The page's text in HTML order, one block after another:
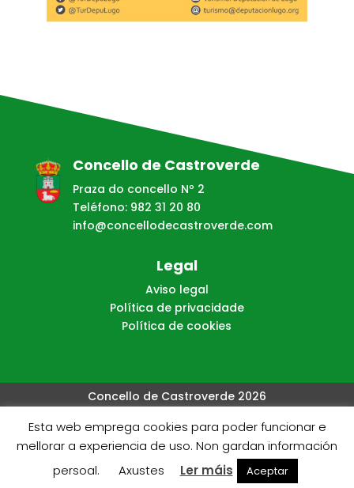
Concello de Castroverde
Praza do concello Nº 2
Teléfono: 982 31 20 80
info@concellodecastroverde.com
Legal
Aviso legal
Política de privacidade
Política de cookies
Concello de Castroverde 2026
Web creada, aloxada e mantida por Café Dixital SL - 2026.
Visítanos enhttps://cafedixital.comou ponte en
contacto con nos en
info@cafedixital.com
Esta web emprega cookies para poder funcionar e
mellorar a experiencia de uso. Non gardan información
persoal.
Axustes Ler máis Aceptar